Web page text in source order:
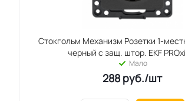
Стокгольм Механизм Розетки 1-
черный с защ. штор. EKF
Мало
288 руб./шт